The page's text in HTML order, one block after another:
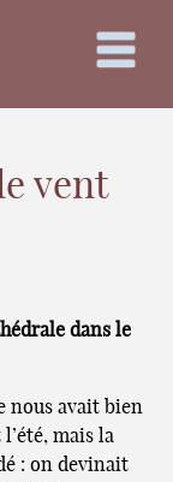
vent
dans le
nous avait bien
mais la
: on devinait